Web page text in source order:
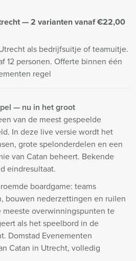
— 2 varianten vanaf €22,00
als bedrijfsuitje of teamuitje.
12 personen. Offerte binnen één
regel
— nu in het groot
van de meest gespeelde
In deze live versie wordt het
grote spelonderdelen en een
van Catan beheert. Bekende
eindresultaat.
boardgame: teams
bouwen nederzettingen en ruilen
meeste overwinningspunten te
als het speelbord in de
Domstad Evenementen
Catan in Utrecht, volledig